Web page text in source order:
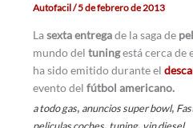
Autofacil/5 de febrero de 2013
Lasexta entregade la saga de
mundo del tuningestá cerca de
ha sido emitido durante el
evento del fútbol americano.
a todo gas, anuncios super bowl,
peliculas coches, tuning, vin diesel